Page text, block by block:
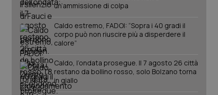
un’ammissione di colpa
Caldo estremo, FADOI: “Sopra i 40 gradi il
corpo può non riuscire più a disperdere il
calore”
Caldo, l’ondata prosegue. Il 7 agosto 26 città
restano da bollino rosso, solo Bolzano torna
in giallo
_ga
Google LLC
.quotidianosanita.it